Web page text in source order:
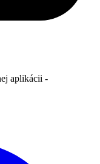
aplikácii -